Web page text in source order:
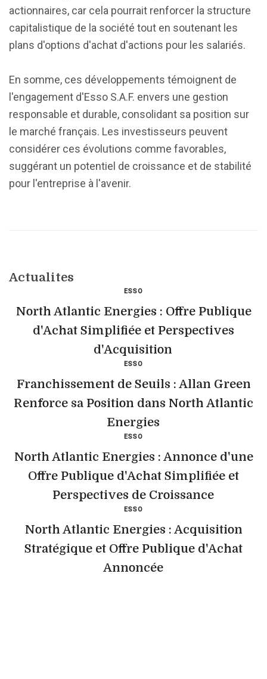
actionnaires, car cela pourrait renforcer la structure
capitalistique de la société tout en soutenant les
plans d'options d'achat d'actions pour les salariés.
En somme, ces développements témoignent de
l'engagement d'Esso S.A.F. envers une gestion
responsable et durable, consolidant sa position sur
le marché français. Les investisseurs peuvent
considérer ces évolutions comme favorables,
suggérant un potentiel de croissance et de stabilité
pour l'entreprise à l'avenir.
Actualites
ESSO
North Atlantic Energies : Offre Publique
d'Achat Simplifiée et Perspectives
d'Acquisition
ESSO
Franchissement de Seuils : Allan Green
Renforce sa Position dans North Atlantic
Energies
ESSO
North Atlantic Energies : Annonce d'une
Offre Publique d'Achat Simplifiée et
Perspectives de Croissance
ESSO
North Atlantic Energies : Acquisition
Stratégique et Offre Publique d'Achat
Annoncée